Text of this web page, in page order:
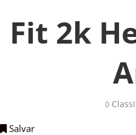
Fit 2k
0
Salvar